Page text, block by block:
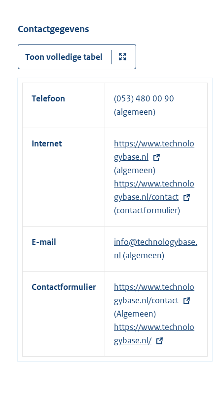
:
Contactgegevens
Toon volledige tabel
Telefoon
(053) 480 00 90
(algemeen)
Internet
E
x
t
e
r
n
e
l
:
https://www.technolo
gybase.nl
(algemeen)
E
x
t
e
r
i
n
k
:
https://www.technolo
gybase.nl/contact
(contactformulier)
E-mail
info@technologybase.
nl (algemeen)
Contactformulier
E
x
t
e
r
n
https://www.technolo
gybase.nl/contact
(Algemeen)
E
x
t
https://www.technolo
gybase.nl/